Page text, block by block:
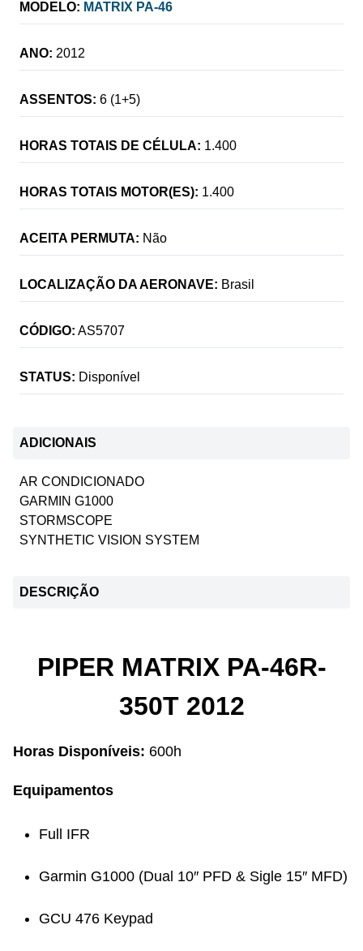
MODELO: MATRIX PA-46
ANO: 2012
ASSENTOS: 6 (1+5)
HORAS TOTAIS DE CÉLULA: 1.400
HORAS TOTAIS MOTOR(ES): 1.400
ACEITA PERMUTA: Não
LOCALIZAÇÃO DA AERONAVE: Brasil
CÓDIGO: AS5707
STATUS: Disponível
ADICIONAIS
AR CONDICIONADO
GARMIN G1000
STORMSCOPE
SYNTHETIC VISION SYSTEM
DESCRIÇÃO
PIPER MATRIX PA-46R-
350T 2012
Horas Disponíveis: 600h
Equipamentos
Full IFR
Garmin G1000 (Dual 10″ PFD & Sigle 15″ MFD)
GCU 476 Keypad